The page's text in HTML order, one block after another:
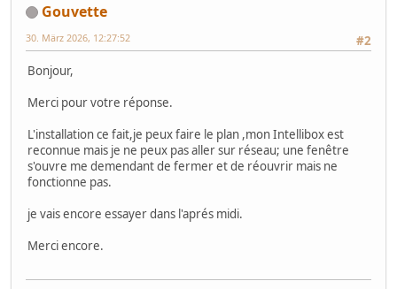
Gouvette
#2
30. März 2026, 12:27:52
Bonjour,
Merci pour votre réponse.
L'installation ce fait,je peux faire le plan ,mon Intellibox est
reconnue mais je ne peux pas aller sur réseau; une fenêtre
s'ouvre me demendant de fermer et de réouvrir mais ne
fonctionne pas.
je vais encore essayer dans l'aprés midi.
Merci encore.